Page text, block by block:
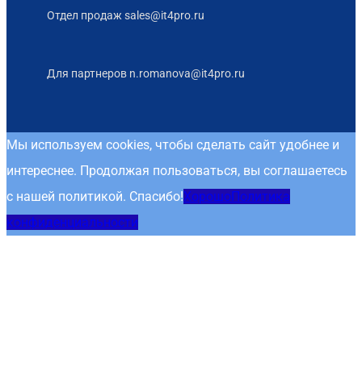
Отдел продаж sales@it4pro.ru
Для партнеров n.romanova@it4pro.ru
Мы используем cookies, чтобы сделать сайт удобнее и
интереснее. Продолжая пользоваться, вы соглашаетесь
с нашей политикой. Спасибо!ХорошоПолитика
конфиденциальности